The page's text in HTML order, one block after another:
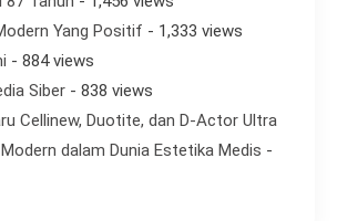
Yang Positif - 1,333 views
- 884 views
Siber - 838 views
Cellinew, Duotite, dan D-Actor Ultra
dalam Dunia Estetika Medis -